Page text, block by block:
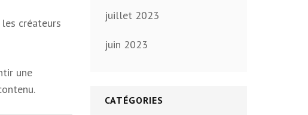
créateurs
une
juillet 2023
juin 2023
CATÉGORIES